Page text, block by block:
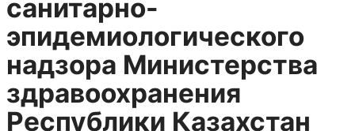
санитарно-
эпидемиологического
надзора Министерства
здравоохранения
Республики Казахстан